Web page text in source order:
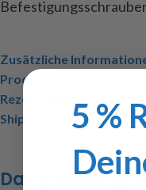
Zusätzliche
Produktsicherheit
Rezensionen (0)
Shipping & Delivery
Das könnte dir
5 %